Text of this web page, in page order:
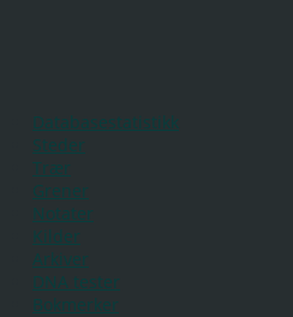
Databasestatistikk
Steder
Trær
Grener
Notater
Kilder
Arkiver
DNA tester
Bokmerker